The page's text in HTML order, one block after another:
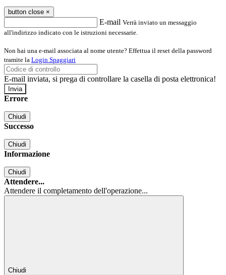
button close ×
E-mail Verrà inviato un messaggio
all'indirizzo indicato con le istruzioni necessarie.
Non hai una e-mail associata al nome utente? Effettua il reset della password
tramite la Login Spaggiari
E-mail inviata, si prega di controllare la casella di posta elettronica!
Errore
Chiudi
Successo
Chiudi
Informazione
Chiudi
Attendere...
Attendere il completamento dell'operazione...
Chiudi